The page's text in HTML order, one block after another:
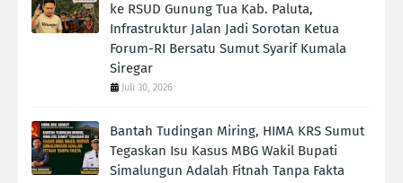
ke RSUD Gunung Tua Kab. Paluta,
Infrastruktur Jalan Jadi Sorotan Ketua
Forum-RI Bersatu Sumut Syarif Kumala
Siregar
Juli 30, 2026
Bantah Tudingan Miring, HIMA KRS Sumut
Tegaskan Isu Kasus MBG Wakil Bupati
Simalungun Adalah Fitnah Tanpa Fakta